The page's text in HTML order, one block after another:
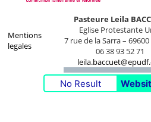
Mentions
legales
Pasteure Leila
Eglise Protestante
7 rue de la Sarra –
06 38 93 52 71
No Result